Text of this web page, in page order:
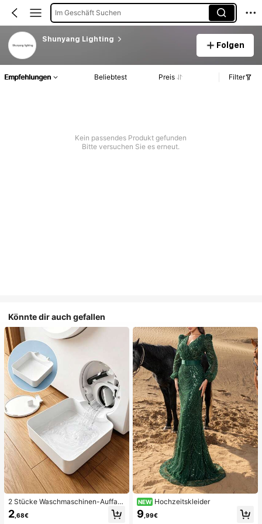
Im Geschäft Suchen
Shunyang Lighting
Folgen
Empfehlungen Beliebtest Preis Filter
Kein passendes Produkt gefunden
Bitte versuchen Sie es erneut.
Könnte dir auch gefallen
2 Stücke Waschmaschinen-Auffan
gwanne Tropfschale, wasserdichte
Bodenschutzmatte für Waschraum,
2 ,68€
NEW Hochzeitskleider
9 ,99€